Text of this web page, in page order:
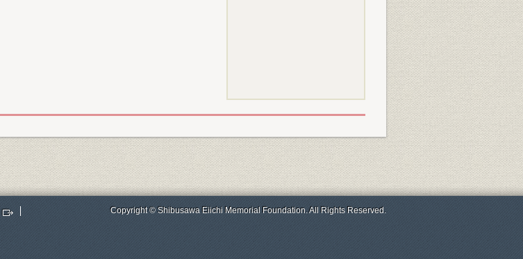
Copyright © Shibusawa Eiichi Memorial Foundation. All Rights Reserved.